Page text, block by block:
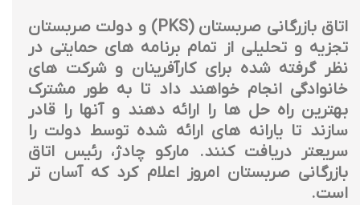
اتاق بازرگانی صربستان (PKS) و دولت صربستان
تجزیه و تحلیلی از تمام برنامه های حمایتی در
نظر گرفته شده برای کارآفرینان و شرکت های
خانوادگی انجام خواهند داد تا به طور مشترک
بهترین راه حل ها را ارائه دهند و آنها را قادر
سازند تا یارانه های ارائه شده توسط دولت را
سریعتر دریافت کنند. مارکو چادژ، رئیس اتاق
بازرگانی صربستان امروز اعلام کرد که آسان تر
است.